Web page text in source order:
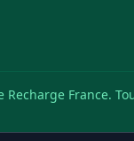
Recharge France.